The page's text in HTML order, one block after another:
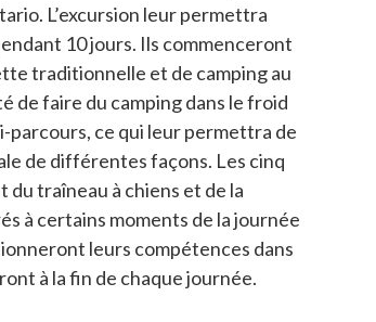
L’excursion leur permettra
10 jours. Ils commenceront
traditionnelle et de camping au
de faire du camping dans le froid
parcours, ce qui leur permettra de
de différentes façons. Les cinq
traîneau à chiens et de la
à certains moments de la journée
leurs compétences dans
à la fin de chaque journée.